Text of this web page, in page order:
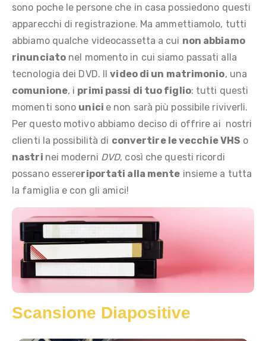
sono poche le persone che in casa possiedono questi
apparecchi di registrazione. Ma ammettiamolo, tutti
abbiamo qualche videocassetta a cui non abbiamo
rinunciato nel momento in cui siamo passati alla
tecnologia dei DVD. Ilvideo di un matrimonio, una
comunione, i primi passi di tuo figlio: tutti questi
momenti sono unici e non sarà più possibile riviverli.
Per questo motivo abbiamo deciso di offrire ai nostri
clienti la possibilità di convertire le vecchie VHS o
nastri nei moderni DVD, così che questi ricordi
possano essereriportati alla mente insieme a tutta
la famiglia e con gli amici!
Scansione Diapositive